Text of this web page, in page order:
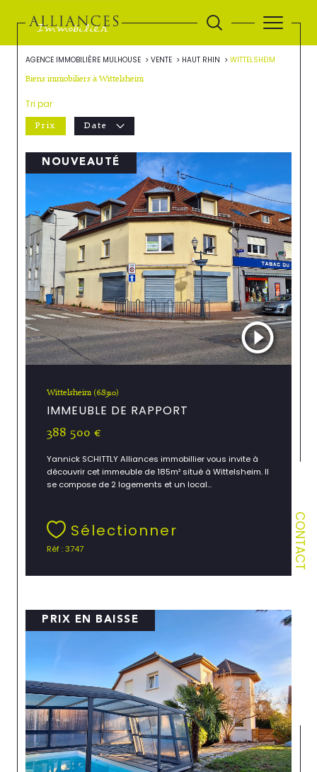
CONTACT
AGENCE IMMOBILIÈRE MULHOUSE VENTE HAUT RHIN WITTELSHEIM
Biens immobiliers à Wittelsheim
Tri par
Prix Date
Wittelsheim (68310)
IMMEUBLE DE RAPPORT
388 500 €
Yannick SCHITTLY Alliances immobillier vous invite à
découvrir cet immeuble de 185m² situé à Wittelsheim. Il
se compose de 2 logements et un local...
Sélectionner
Réf : 3747
NOUVEAUTÉ
PRIX EN BAISSE